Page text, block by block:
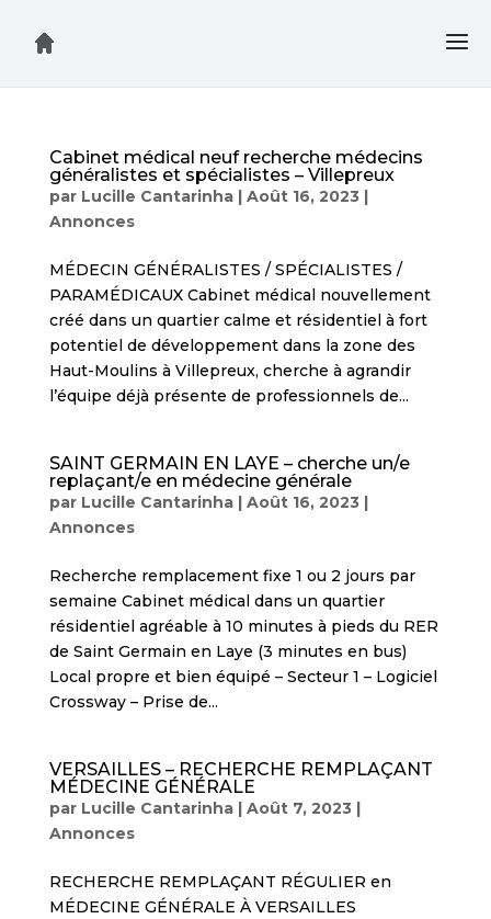
Cabinet médical neuf recherche médecins
généralistes et spécialistes – Villepreux
par Lucille Cantarinha| Août 16, 2023 |
Annonces
MÉDECIN GÉNÉRALISTES / SPÉCIALISTES /
PARAMÉDICAUX Cabinet médical nouvellement
créé dans un quartier calme et résidentiel à fort
potentiel de développement dans la zone des
Haut-Moulins à Villepreux, cherche à agrandir
l’équipe déjà présente de professionnels de...
SAINT GERMAIN EN LAYE – cherche un/e
replaçant/e en médecine générale
par Lucille Cantarinha| Août 16, 2023 |
Annonces
Recherche remplacement fixe 1 ou 2 jours par
semaine Cabinet médical dans un quartier
résidentiel agréable à 10 minutes à pieds du RER
de Saint Germain en Laye (3 minutes en bus)
Local propre et bien équipé – Secteur 1 – Logiciel
Crossway – Prise de...
VERSAILLES – RECHERCHE REMPLAÇANT
MÉDECINE GÉNÉRALE
par Lucille Cantarinha| Août 7, 2023 |
Annonces
RECHERCHE REMPLAÇANT RÉGULIER en
MÉDECINE GÉNÉRALE À VERSAILLES